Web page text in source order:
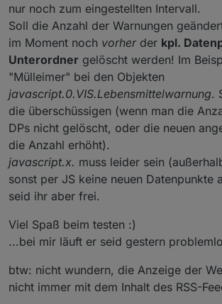
nur noch zum eingestellten Intervall.
Soll die Anzahl der Warnungen
im Moment noch vorherder kpl.
Unterordner gelöscht werden! Im
"Mülleimer" bei den Objekten
javascript.0.VIS.Lebensmittelwarnung.
die überschüssigen (wenn man die
DPs nicht gelöscht, oder die neuen
die Anzahl erhöht).
javascript.x. muss leider sein
sonst per JS keine neuen Datenpunkte
seid ihr aber frei.
Viel Spaß beim testen :)
...bei mir läuft er seid gestern
btw: nicht wundern, die Anzeige der
nicht immer mit dem Inhalt des RSS-